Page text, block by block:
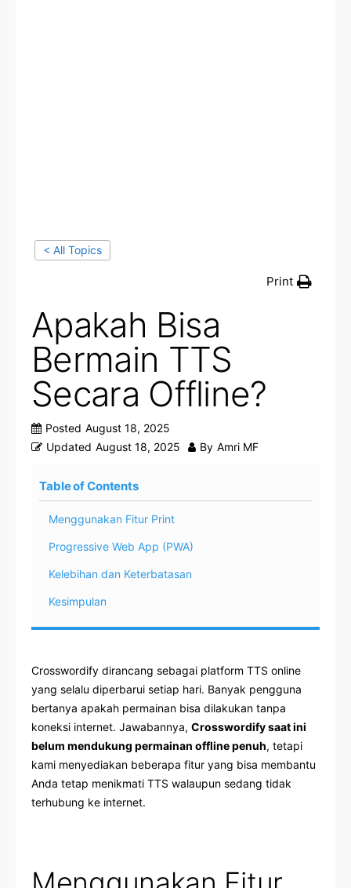
< All Topics
Print
Apakah Bisa
Bermain TTS
Secara Offline?
Posted August 18, 2025
Updated August 18, 2025 By Amri MF
Table of Contents
Menggunakan Fitur Print
Progressive Web App (PWA)
Kelebihan dan Keterbatasan
Kesimpulan
Crosswordify dirancang sebagai platform TTS online
yang selalu diperbarui setiap hari. Banyak pengguna
bertanya apakah permainan bisa dilakukan tanpa
koneksi internet. Jawabannya, Crosswordify saat ini
belum mendukung permainan offline penuh, tetapi
kami menyediakan beberapa fitur yang bisa membantu
Anda tetap menikmati TTS walaupun sedang tidak
terhubung ke internet.